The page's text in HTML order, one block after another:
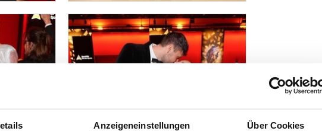
Anzeigeneinstellungen Über Cookies